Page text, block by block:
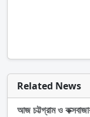
Related News
আজ চট্টগ্রাম ও